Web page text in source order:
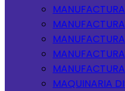
MAQUINARIA